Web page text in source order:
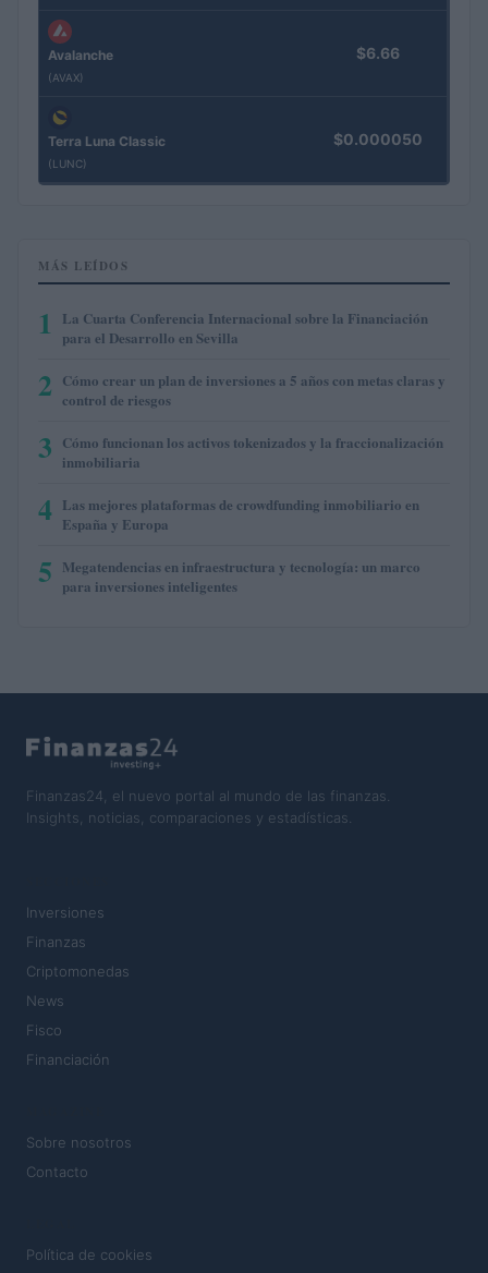
Avalanche
(AVAX)
$6.66
Terra Luna Classic
(LUNC)
$0.000050
MÁS LEÍDOS
1
La Cuarta Conferencia Internacional sobre la Financiación
para el Desarrollo en Sevilla
2 Cómo crear un plan de inversiones a 5 años con metas claras y
control de riesgos
3 Cómo funcionan los activos tokenizados y la fraccionalización
inmobiliaria
4 Las mejores plataformas de crowdfunding inmobiliario en
España y Europa
5 Megatendencias en infraestructura y tecnología: un marco
para inversiones inteligentes
Finanzas24, el nuevo portal al mundo de las finanzas.
Insights, noticias, comparaciones y estadísticas.
Inversiones
Finanzas
Criptomonedas
News
Fisco
Financiación
Sobre nosotros
Contacto
Política de cookies